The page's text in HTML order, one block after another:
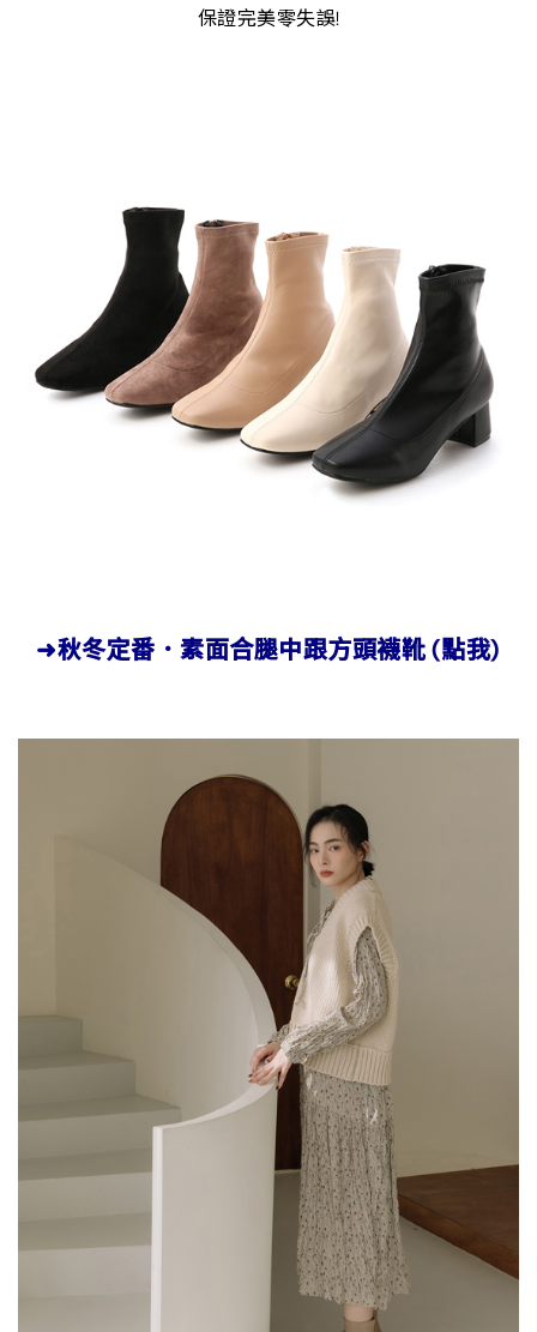
保證完美零失誤!
➜秋冬定番．素面合腿中跟方頭襪靴 (點我)